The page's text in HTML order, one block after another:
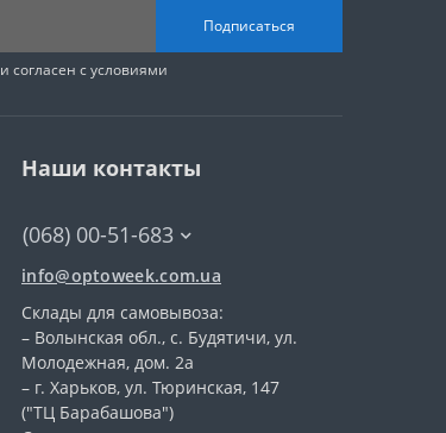
Подписаться
и согласен с условиями
Наши контакты
(068) 00-51-683
info@optoweek.com.ua
Склады для самовывоза:
– Волынская обл., c. Будятичи, ул.
Молодежная, дом. 2а
– г. Харьков, ул. Тюринская, 147
("ТЦ Барабашова")